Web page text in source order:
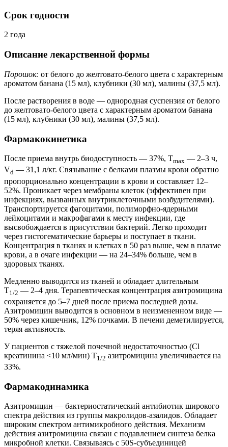
Срок годности
2 года
Описание лекарственной формы
Порошок: от белого до желтовато-белого цвета с характерным
ароматом банана (15 мл), клубники (30 мл), малины (37,5 мл).
После растворения в воде — однородная суспензия от белого
до желтовато-белого цвета с характерным ароматом банана
(15 мл), клубники (30 мл), малины (37,5 мл).
Фармакокинетика
После приема внутрь биодоступность — 37%, Tmax — 2–3 ч,
Vd — 31,1 л/кг. Связывание с белками плазмы крови обратно
пропорционально концентрации в крови и составляет 12–
52%. Проникает через мембраны клеток (эффективен при
инфекциях, вызванных внутриклеточными возбудителями).
Транспортируется фагоцитами, полиморфно-ядерными
лейкоцитами и макрофагами к месту инфекции, где
высвобождается в присутствии бактерий. Легко проходит
через гистогематические барьеры и поступает в ткани.
Концентрация в тканях и клетках в 50 раз выше, чем в плазме
крови, а в очаге инфекции — на 24–34% больше, чем в
здоровых тканях.
Медленно выводится из тканей и обладает длительным
T1/2 — 2–4 дня. Терапевтическая концентрация азитромицина
сохраняется до 5–7 дней после приема последней дозы.
Азитромицин выводится в основном в неизмененном виде —
50% через кишечник, 12% почками. В печени деметилируется,
теряя активность.
У пациентов с тяжелой почечной недостаточностью (Cl
креатинина <10 мл/мин) T1/2 азитромицина увеличивается на
33%.
Фармакодинамика
Азитромицин — бактериостатический антибиотик широкого
спектра действия из группы макролидов-азалидов. Обладает
широким спектром антимикробного действия. Механизм
действия азитромицина связан с подавлением синтеза белка
микробной клетки. Связываясь с 50S-субъединицей